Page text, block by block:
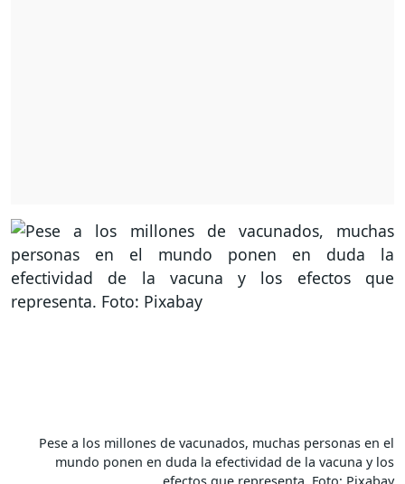
Pese a los millones de vacunados, muchas personas en el
mundo ponen en duda la efectividad de la vacuna y los